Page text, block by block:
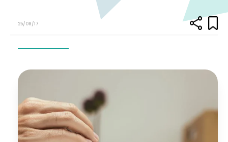
25/08/17